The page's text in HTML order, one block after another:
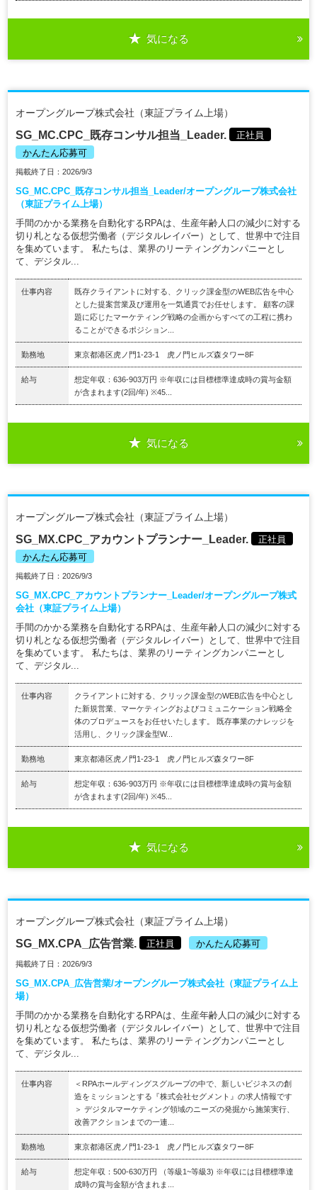
気になる
オープングループ株式会社（東証プライム上場）
SG_MC.CPC_既存コンサル担当_Leader.
正社員
かんたん応募可
掲載終了日：2026/9/3
SG_MC.CPC_既存コンサル担当_Leader/オープングループ株式会社
（東証プライム上場）
手間のかかる業務を自動化するRPAは、生産年齢人口の減少に対する
切り札となる仮想労働者（デジタルレイバー）として、世界中で注目
を集めています。 私たちは、業界のリーティングカンパニーとし
て、デジタル...
仕事内容
既存クライアントに対する、クリック課金型のWEB広告を中心
とした提案営業及び運用を一気通貫でお任せします。 顧客の課
題に応じたマーケティング戦略の企画からすべての工程に携わ
ることができるポジション...
勤務地 東京都港区虎ノ門1-23-1 虎ノ門ヒルズ森タワー8F
給与
想定年収：636-903万円 ※年収には目標標準達成時の賞与金額
が含まれます(2回/年) ※45...
気になる
オープングループ株式会社（東証プライム上場）
SG_MX.CPC_アカウントプランナー_Leader.
正社員
かんたん応募可
掲載終了日：2026/9/3
SG_MX.CPC_アカウントプランナー_Leader/オープングループ株式
会社（東証プライム上場）
手間のかかる業務を自動化するRPAは、生産年齢人口の減少に対する
切り札となる仮想労働者（デジタルレイバー）として、世界中で注目
を集めています。 私たちは、業界のリーティングカンパニーとし
て、デジタル...
仕事内容
クライアントに対する、クリック課金型のWEB広告を中心とし
た新規営業、マーケティングおよびコミュニケーション戦略全
体のプロデュースをお任せいたします。 既存事業のナレッジを
活用し、クリック課金型W...
勤務地 東京都港区虎ノ門1-23-1 虎ノ門ヒルズ森タワー8F
給与
想定年収：636-903万円 ※年収には目標標準達成時の賞与金額
が含まれます(2回/年) ※45...
気になる
オープングループ株式会社（東証プライム上場）
SG_MX.CPA_広告営業. 正社員 かんたん応募可
掲載終了日：2026/9/3
SG_MX.CPA_広告営業/オープングループ株式会社（東証プライム上
場）
手間のかかる業務を自動化するRPAは、生産年齢人口の減少に対する
切り札となる仮想労働者（デジタルレイバー）として、世界中で注目
を集めています。 私たちは、業界のリーティングカンパニーとし
て、デジタル...
仕事内容
＜RPAホールディングスグループの中で、新しいビジネスの創
造をミッションとする『株式会社セグメント』の求人情報です
＞ デジタルマーケティング領域のニーズの発掘から施策実行、
改善アクションまでの一連...
勤務地 東京都港区虎ノ門1-23-1 虎ノ門ヒルズ森タワー8F
給与
想定年収：500-630万円 （等級1~等級3) ※年収には目標標準達
成時の賞与金額が含まれま...